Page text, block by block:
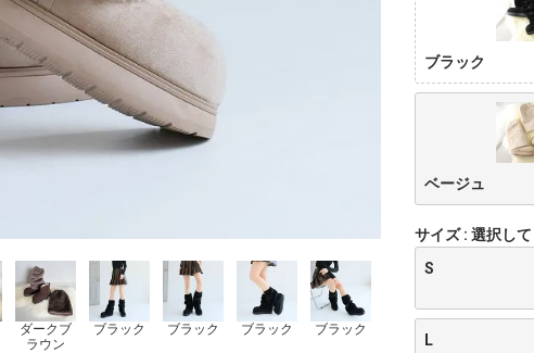
ダークブ
ラウン
ブラック ブラック ブラック ブラック
ブラック
ベージュ
サイズ
選択し
S
L